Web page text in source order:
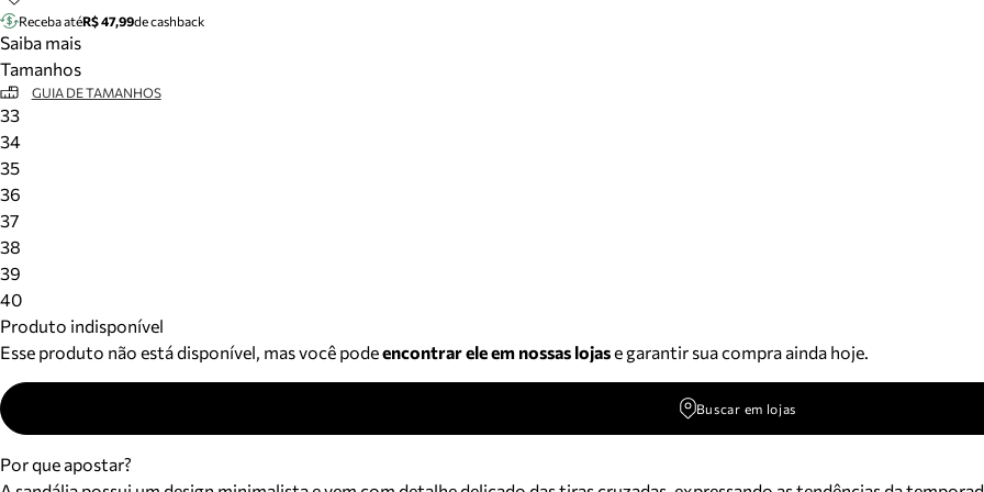
Receba atéR$ 47,99de cashback
Saiba mais
Tamanhos
GUIA DE TAMANHOS
33
34
35
36
37
38
39
40
Produto indisponível
Esse produto não está disponível, mas você podeencontrar ele em nossas lojase garantir sua compra ainda hoje.
Buscar em lojas
Por que apostar?